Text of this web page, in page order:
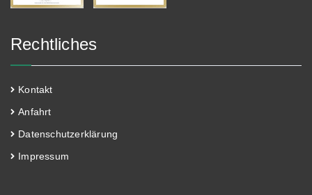
Rechtliches
Kontakt
Anfahrt
Datenschutzerklärung
Impressum